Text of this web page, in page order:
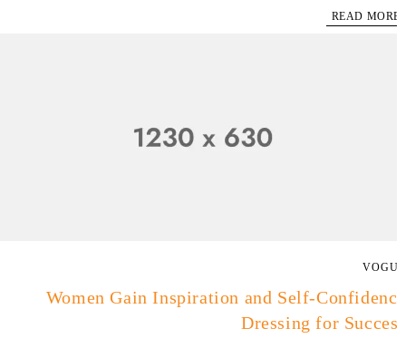
READ
Women Gain Inspiration and Self-
Dressing for